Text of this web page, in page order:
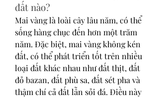
đất nào?
Mai vàng là loài cây lâu năm, có thể
sống hàng chục đến hơn một trăm
năm. Đặc biệt, mai vàng không kén
đất, có thể phát triển tốt trên nhiều
loại đất khác nhau như đất thịt, đất
đỏ bazan, đất phù sa, đất sét pha và
thậm chí cả đất lẫn sỏi đá. Điều này